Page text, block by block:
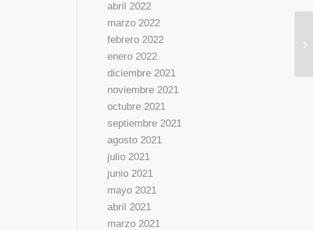
abril 2022
marzo 2022
febrero 2022
enero 2022
diciembre 2021
noviembre 2021
octubre 2021
septiembre 2021
agosto 2021
julio 2021
junio 2021
mayo 2021
abril 2021
marzo 2021